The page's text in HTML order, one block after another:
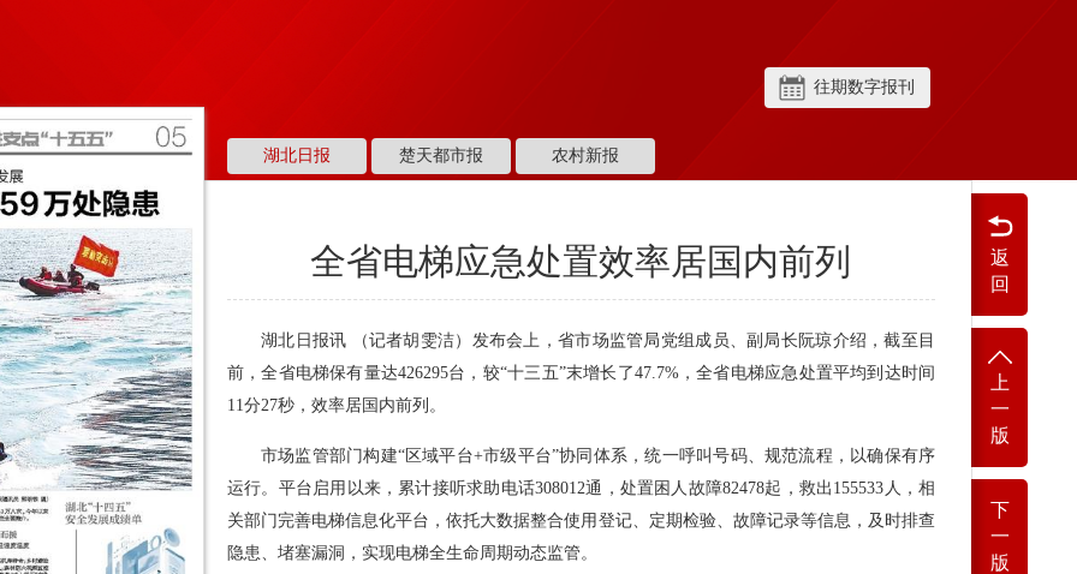
往期数字报刊
返
回
上
一
版
下
一
版
湖北日报 楚天都市报 农村新报
全省电梯应急处置效率居国内前列
湖北日报讯 （记者胡雯洁）发布会上，省市场监管局党组成员、副局长阮琼介绍，截至目
前，全省电梯保有量达426295台，较“十三五”末增长了47.7%，全省电梯应急处置平均到达时间
11分27秒，效率居国内前列。
市场监管部门构建“区域平台+市级平台”协同体系，统一呼叫号码、规范流程，以确保有序
运行。平台启用以来，累计接听求助电话308012通，处置困人故障82478起，救出155533人，相
关部门完善电梯信息化平台，依托大数据整合使用登记、定期检验、故障记录等信息，及时排查
隐患、堵塞漏洞，实现电梯全生命周期动态监管。